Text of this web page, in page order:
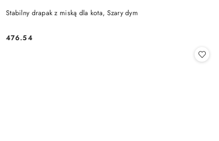
Stabilny drapak z miską dla kota, Szary dym
Cena:
476.54